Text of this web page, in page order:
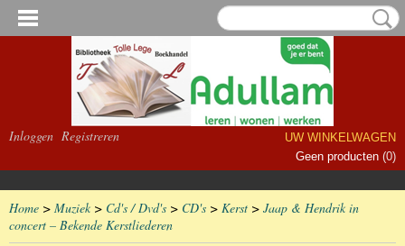
Inloggen Registreren
UW WINKELWAGEN
Geen producten (0)
Home > Muziek> Cd's / Dvd's > CD's > Kerst > Jaap & Hendrik in
concert – Bekende Kerstliederen